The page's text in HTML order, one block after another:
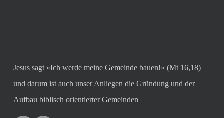
Jesus sagt »Ich werde meine Gemeinde bauen!« (Mt 16,18)
und darum ist auch unser Anliegen die Gründung und der
Aufbau biblisch orientierter Gemeinden